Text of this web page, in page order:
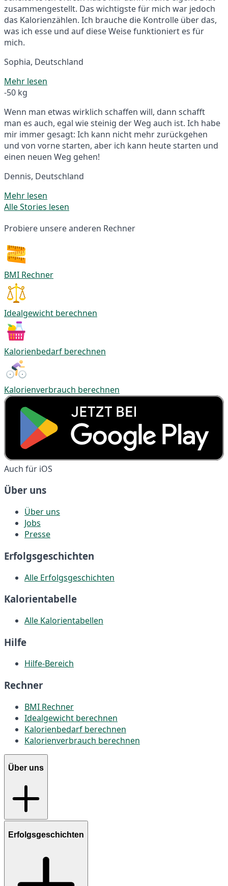
zusammengestellt. Das wichtigste für mich war jedoch
das Kalorienzählen. Ich brauche die Kontrolle über das,
was ich esse und auf diese Weise funktioniert es für
mich.
Sophia, Deutschland
Mehr lesen
-50 kg
Wenn man etwas wirklich schaffen will, dann schafft
man es auch, egal wie steinig der Weg auch ist. Ich habe
mir immer gesagt: Ich kann nicht mehr zurückgehen
und von vorne starten, aber ich kann heute starten und
einen neuen Weg gehen!
Dennis, Deutschland
Mehr lesen
Alle Stories lesen
Probiere unsere anderen Rechner
BMI Rechner
Idealgewicht berechnen
Kalorienbedarf berechnen
Kalorienverbrauch berechnen
Auch für iOS
Über uns
Über uns
Jobs
Presse
Erfolgsgeschichten
Alle Erfolgsgeschichten
Kalorientabelle
Alle Kalorientabellen
Hilfe
Hilfe-Bereich
Rechner
BMI Rechner
Idealgewicht berechnen
Kalorienbedarf berechnen
Kalorienverbrauch berechnen
Über uns
Erfolgsgeschichten